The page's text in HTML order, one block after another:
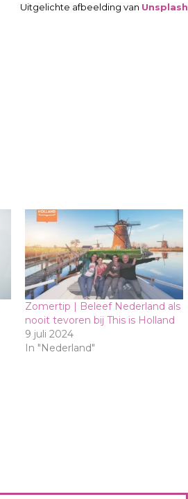
Uitgelichte afbeelding van Unsplash
Zomertip | Beleef Nederland als
nooit tevoren bij This is Holland
9 juli 2024
In "Nederland"